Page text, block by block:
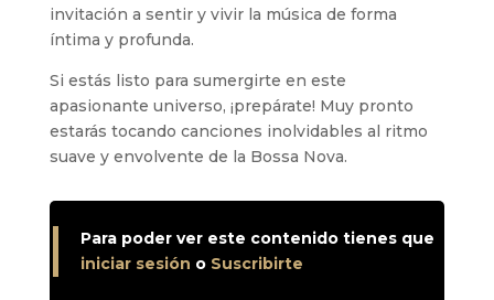
invitación a sentir y vivir la música de forma
íntima y profunda.
Si estás listo para sumergirte en este
apasionante universo, ¡prepárate! Muy pronto
estarás tocando canciones inolvidables al ritmo
suave y envolvente de la Bossa Nova.
Para poder ver este contenido tienes que
iniciar sesión o Suscribirte